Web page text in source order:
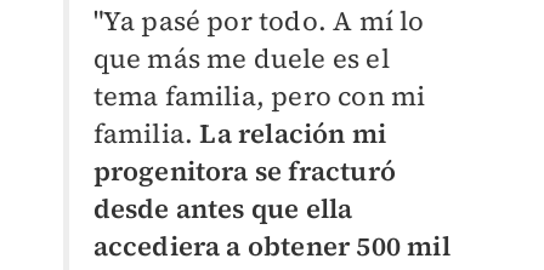
"Ya pasé por todo. A mí lo
que más me duele es el
tema familia, pero con mi
familia.La relación mi
progenitora se fracturó
desde antes que ella
accediera a obtener 500 mil